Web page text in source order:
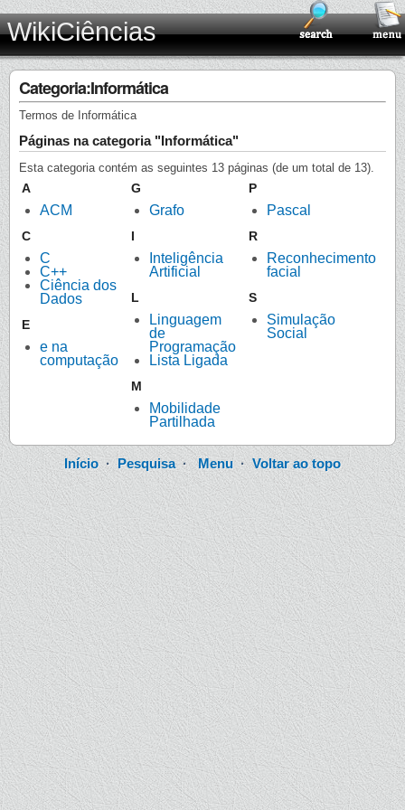
WikiCiências
Categoria:Informática
Termos de Informática
Páginas na categoria "Informática"
Esta categoria contém as seguintes 13 páginas (de um total de 13).
A
ACM
C
C
C++
Ciência dos
Dados
E
e na
computação
G
Grafo
I
Inteligência
Artificial
L
Linguagem
de
Programação
Lista Ligada
M
Mobilidade
Partilhada
P
Pascal
R
Reconhecimento
facial
S
Simulação
Social
Início·Pesquisa·Menu·Voltar ao topo